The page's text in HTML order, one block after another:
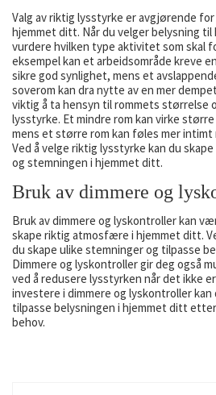
Valg av riktig lysstyrke er avgjørende
hjemmet ditt. Når du velger belysning
vurdere hvilken type aktivitet som skal
eksempel kan et arbeidsområde kreve
sikre god synlighet, mens et
soverom kan dra nytte av en mer
viktig å ta hensyn til rommets størrelse
lysstyrke. Et mindre rom kan virke
mens et større rom kan føles mer intimt
Ved å velge riktig lysstyrke kan du
og stemningen i hjemmet ditt.
Bruk av dimmere og
Bruk av dimmere og lyskontroller kan
skape riktig atmosfære i hjemmet ditt.
du skape ulike stemninger og tilpasse
Dimmere og lyskontroller gir deg også
ved å redusere lysstyrken når det ikke
investere i dimmere og lyskontroller
tilpasse belysningen i hjemmet ditt
behov.